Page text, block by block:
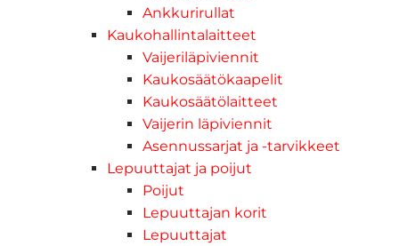
Ankkurirullat
Kaukohallintalaitteet
Vaijeriläpiviennit
Kaukosäätökaapelit
Kaukosäätölaitteet
Vaijerin läpiviennit
Asennussarjat ja -tarvikkeet
Lepuuttajat ja poijut
Poijut
Lepuuttajan korit
Lepuuttajat